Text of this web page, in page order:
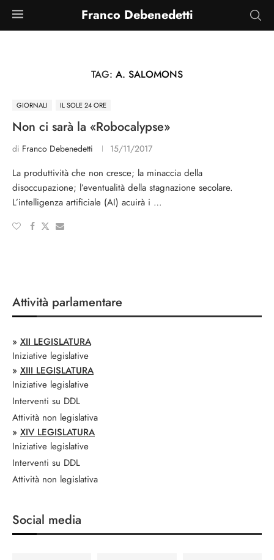
Franco Debenedetti
TAG: A. SALOMONS
GIORNALI IL SOLE 24 ORE
Non ci sarà la «Robocalypse»
di Franco Debenedetti 15/11/2017
La produttività che non cresce; la minaccia della
disoccupazione; l’eventualità della stagnazione secolare.
L’intelligenza artificiale (AI) acuirà i …
Attività parlamentare
» XII LEGISLATURA
Iniziative legislative
» XIII LEGISLATURA
Iniziative legislative
Interventi su DDL
Attività non legislativa
» XIV LEGISLATURA
Iniziative legislative
Interventi su DDL
Attività non legislativa
Social media